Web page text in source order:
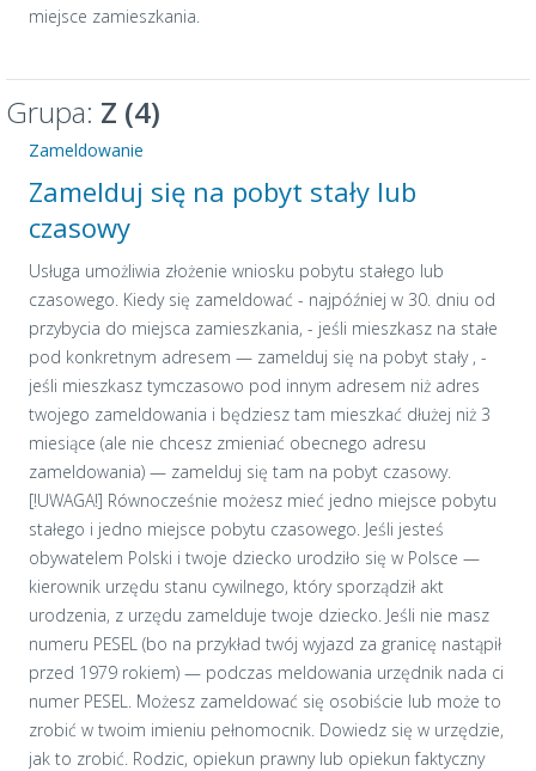
miejsce zamieszkania.
Grupa: Z (4)
Zameldowanie
Zamelduj się na pobyt stały lub
czasowy
Usługa umożliwia złożenie wniosku pobytu stałego lub
czasowego. Kiedy się zameldować - najpóźniej w 30. dniu od
przybycia do miejsca zamieszkania, - jeśli mieszkasz na stałe
pod konkretnym adresem — zamelduj się na pobyt stały , -
jeśli mieszkasz tymczasowo pod innym adresem niż adres
twojego zameldowania i będziesz tam mieszkać dłużej niż 3
miesiące (ale nie chcesz zmieniać obecnego adresu
zameldowania) — zamelduj się tam na pobyt czasowy.
[!UWAGA!] Równocześnie możesz mieć jedno miejsce pobytu
stałego i jedno miejsce pobytu czasowego. Jeśli jesteś
obywatelem Polski i twoje dziecko urodziło się w Polsce —
kierownik urzędu stanu cywilnego, który sporządził akt
urodzenia, z urzędu zamelduje twoje dziecko. Jeśli nie masz
numeru PESEL (bo na przykład twój wyjazd za granicę nastąpił
przed 1979 rokiem) — podczas meldowania urzędnik nada ci
numer PESEL. Możesz zameldować się osobiście lub może to
zrobić w twoim imieniu pełnomocnik. Dowiedz się w urzędzie,
jak to zrobić. Rodzic, opiekun prawny lub opiekun faktyczny